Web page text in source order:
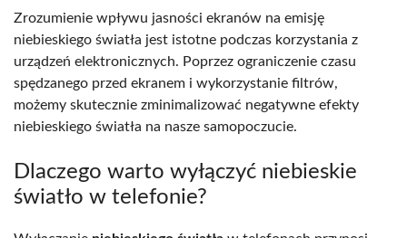
Zrozumienie wpływu jasności ekranów na emisję
niebieskiego światła jest istotne podczas korzystania z
urządzeń elektronicznych. Poprzez ograniczenie czasu
spędzanego przed ekranem i wykorzystanie filtrów,
możemy skutecznie zminimalizować negatywne efekty
niebieskiego światła na nasze samopoczucie.
Dlaczego warto wyłączyć niebieskie
światło w telefonie?